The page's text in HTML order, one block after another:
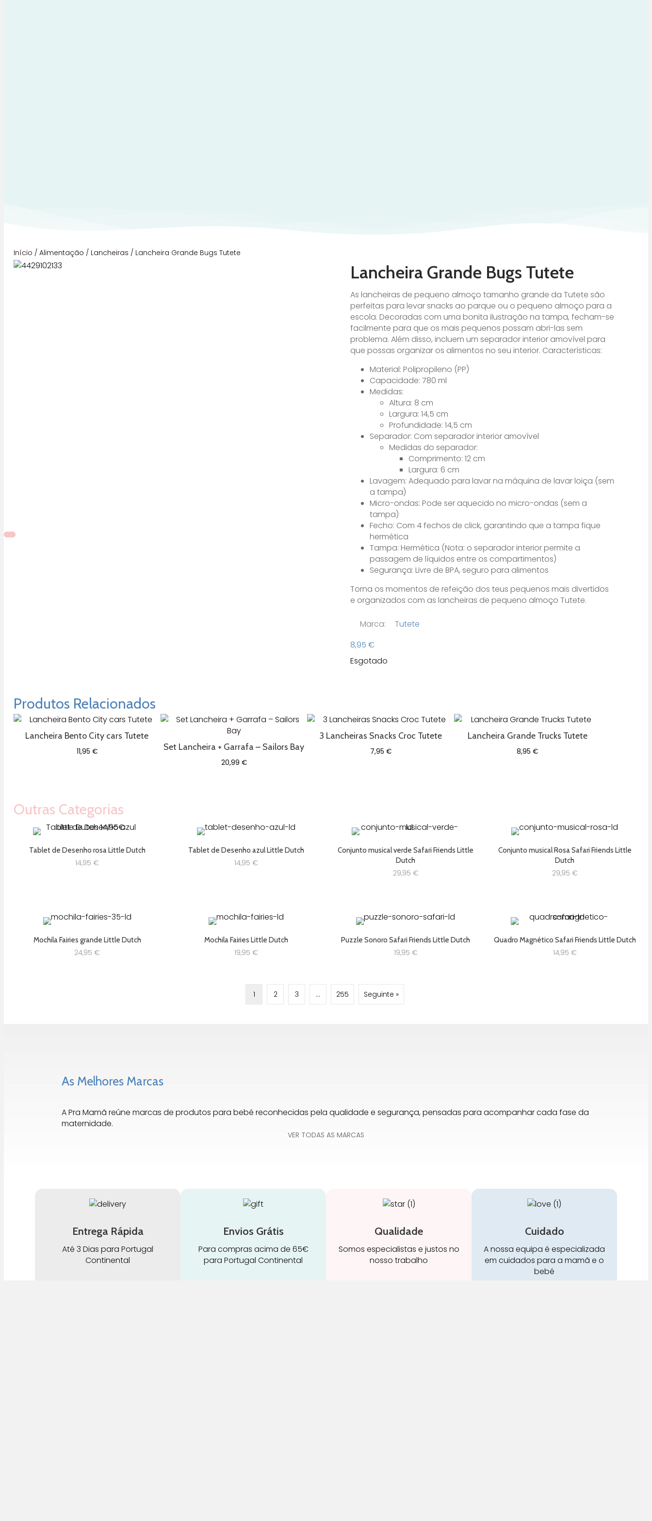
Início / Alimentação / Lancheiras / Lancheira Grande Bugs Tutete
Lancheira Grande Bugs Tutete
As lancheiras de pequeno almoço tamanho grande da Tutete são
perfeitas para levar snacks ao parque ou o pequeno almoço para a
escola. Decoradas com uma bonita ilustração na tampa, fecham-se
facilmente para que os mais pequenos possam abri-las sem
problema. Além disso, incluem um separador interior amovível para
que possas organizar os alimentos no seu interior. Características:
Material: Polipropileno (PP)
Capacidade: 780 ml
Medidas:
Altura: 8 cm
Largura: 14,5 cm
Profundidade: 14,5 cm
Separador: Com separador interior amovível
Medidas do separador:
Comprimento: 12 cm
Largura: 6 cm
Lavagem: Adequado para lavar na máquina de lavar loiça (sem
a tampa)
Micro-ondas: Pode ser aquecido no micro-ondas (sem a
tampa)
Fecho: Com 4 fechos de click, garantindo que a tampa fique
hermética
Tampa: Hermética (Nota: o separador interior permite a
passagem de líquidos entre os compartimentos)
Segurança: Livre de BPA, seguro para alimentos
Torna os momentos de refeição dos teus pequenos mais divertidos
e organizados com as lancheiras de pequeno almoço Tutete.
Marca:
Tutete
8,95 €
Esgotado
Produtos Relacionados
Lancheira Bento City cars Tutete
11,95 € Set Lancheira + Garrafa – Sailors Bay
20,99 €
3 Lancheiras Snacks Croc Tutete
7,95 €
Lancheira Grande Trucks Tutete
8,95€
Outras Categorias
Tablet de Desenho rosa Little Dutch
14,95 €
Tablet de Desenho azul Little Dutch
14,95 €
Conjunto musical verde Safari Friends Little
Dutch
29,95 €
Conjunto musical Rosa Safari Friends Little
Dutch
29,95 €
Mochila Fairies grande Little Dutch
24,95 €
Mochila Fairies Little Dutch
19,95 €
Puzzle Sonoro Safari Friends Little Dutch
19,95 €
Quadro Magnético Safari Friends Little Dutch
14,95 €
1 2 3 … 255 Seguinte »
As Melhores Marcas
A Pra Mamã reúne marcas de produtos para bebé reconhecidas pela qualidade e segurança, pensadas para acompanhar cada fase da
maternidade.
VER TODAS AS MARCAS
Entrega Rápida
Até 3 Dias para Portugal
Continental
Envios Grátis
Para compras acima de 65€
para Portugal Continental
Qualidade
Somos especialistas e justos no
nosso trabalho
Cuidado
A nossa equipa é especializada
em cuidados para a mamã e o
bebé